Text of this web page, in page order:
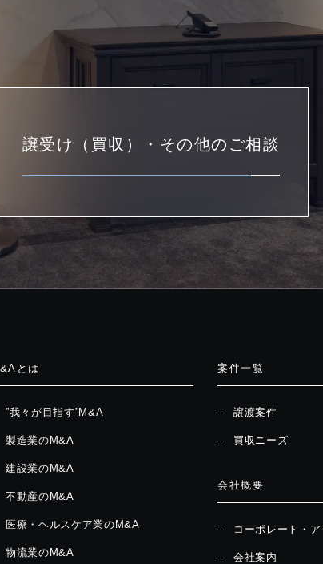
譲受け（買収）・その他のご相談
とは
”我々が目指す”M&A
製造業のM&A
建設業のM&A
不動産のM&A
医療・ヘルスケア業のM&A
物流業のM&A
案件一覧
譲渡案件
買収ニーズ
会社概要
コーポレート・
会社案内